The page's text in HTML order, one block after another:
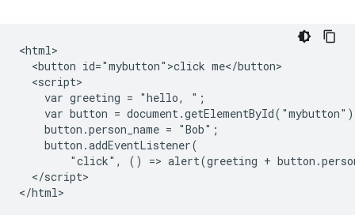
<html>
  <button id="mybutton">click me</button>
  <script>
    var greeting = "hello, ";
var button =
    button.person_name = "Bob";
    button.addEventListener(
"click", () => alert(greeting +
  </script>